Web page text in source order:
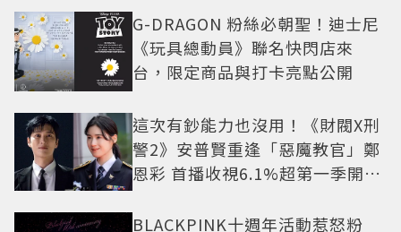
G-DRAGON 粉絲必朝聖！迪士尼
《玩具總動員》聯名快閃店來
台，限定商品與打卡亮點公開
這次有鈔能力也沒用！《財閥X刑
警2》安普賢重逢「惡魔教官」鄭
恩彩 首播收視6.1%超第一季開紅
BLACKPINK十週年活動惹怒粉